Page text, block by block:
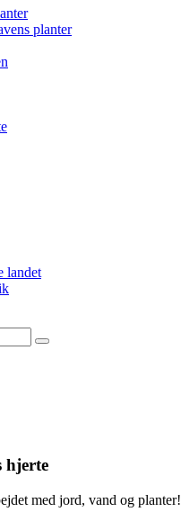
planter
landet
hjerte
med jord, vand og planter!